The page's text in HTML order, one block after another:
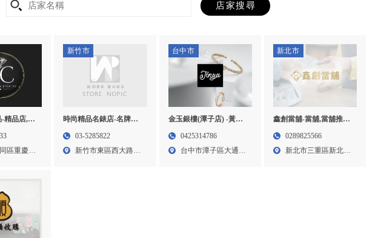
精品店,二
錶收購,
區重慶北
新竹市
時尚精品名錶店-名牌包
收購,精品包收購,新竹名
購,東區名牌包收購
03-5285822
新竹市東區西大路
台中市
金玉銀樓(潭子店) -黃金
買賣,黃金回收,台中黃金
金飾店
0425314786
台中市潭子區大通街
新北市
鑫創當舖-當舖,當舖推薦,
汽車借款,三重區當舖,三
0289825566
新北市三重區新北大